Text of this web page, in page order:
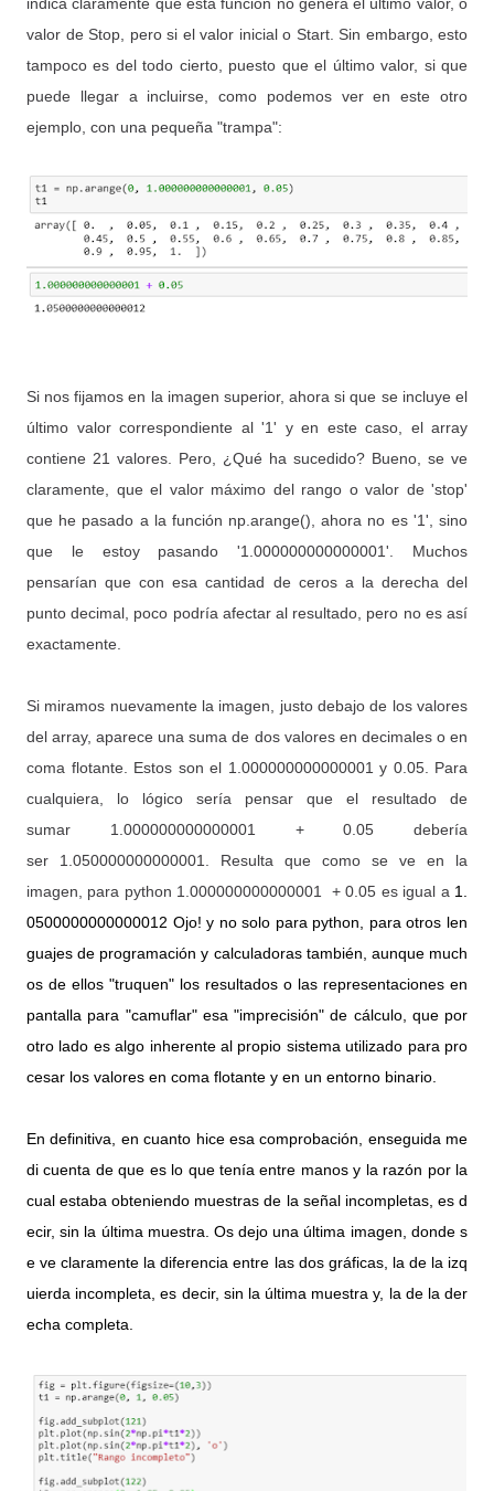
valor de Stop, pero si el valor inicial o Start. Sin embargo, esto
tampoco es del todo cierto, puesto que el último valor, si que
puede llegar a incluirse, como podemos ver en este otro
ejemplo, con una pequeña "trampa":
Si nos fijamos en la imagen superior, ahora si que se incluye el
último valor correspondiente al '1' y en este caso, el array
contiene 21 valores. Pero, ¿Qué ha sucedido? Bueno, se ve
claramente, que el valor máximo del rango o valor de 'stop'
que he pasado a la función np.arange(), ahora no es '1', sino
que le estoy pasando '1.000000000000001'. Muchos
pensarían que con esa cantidad de ceros a la derecha del
punto decimal, poco podría afectar al resultado, pero no es así
exactamente.
Si miramos nuevamente la imagen, justo debajo de los valores
del array, aparece una suma de dos valores en decimales o en
coma flotante. Estos son el 1.000000000000001 y 0.05. Para
cualquiera, lo lógico sería pensar que el resultado de
sumar 1.000000000000001 + 0.05 debería
ser 1.050000000000001. Resulta que como se ve en la
imagen, para python 1.000000000000001 + 0.05 es igual a 1.
0500000000000012 Ojo! y no solo para python, para otros len
guajes de programación y calculadoras también, aunque much
os de ellos "truquen" los resultados o las representaciones en
pantalla para "camuflar" esa "imprecisión" de cálculo, que por
otro lado es algo inherente al propio sistema utilizado para pro
cesar los valores en coma flotante y en un entorno binario.
En definitiva, en cuanto hice esa comprobación, enseguida me
di cuenta de que es lo que tenía entre manos y la razón por la
cual estaba obteniendo muestras de la señal incompletas, es d
ecir, sin la última muestra. Os dejo una última imagen, donde s
e ve claramente la diferencia entre las dos gráficas, la de la izq
uierda incompleta, es decir, sin la última muestra y, la de la der
echa completa.